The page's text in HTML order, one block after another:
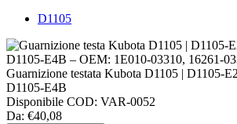
D1105
Guarnizione testata Kubota D1105 | D1105-
D1105-E4B
Disponibile COD: VAR-0052
Da: €40,08